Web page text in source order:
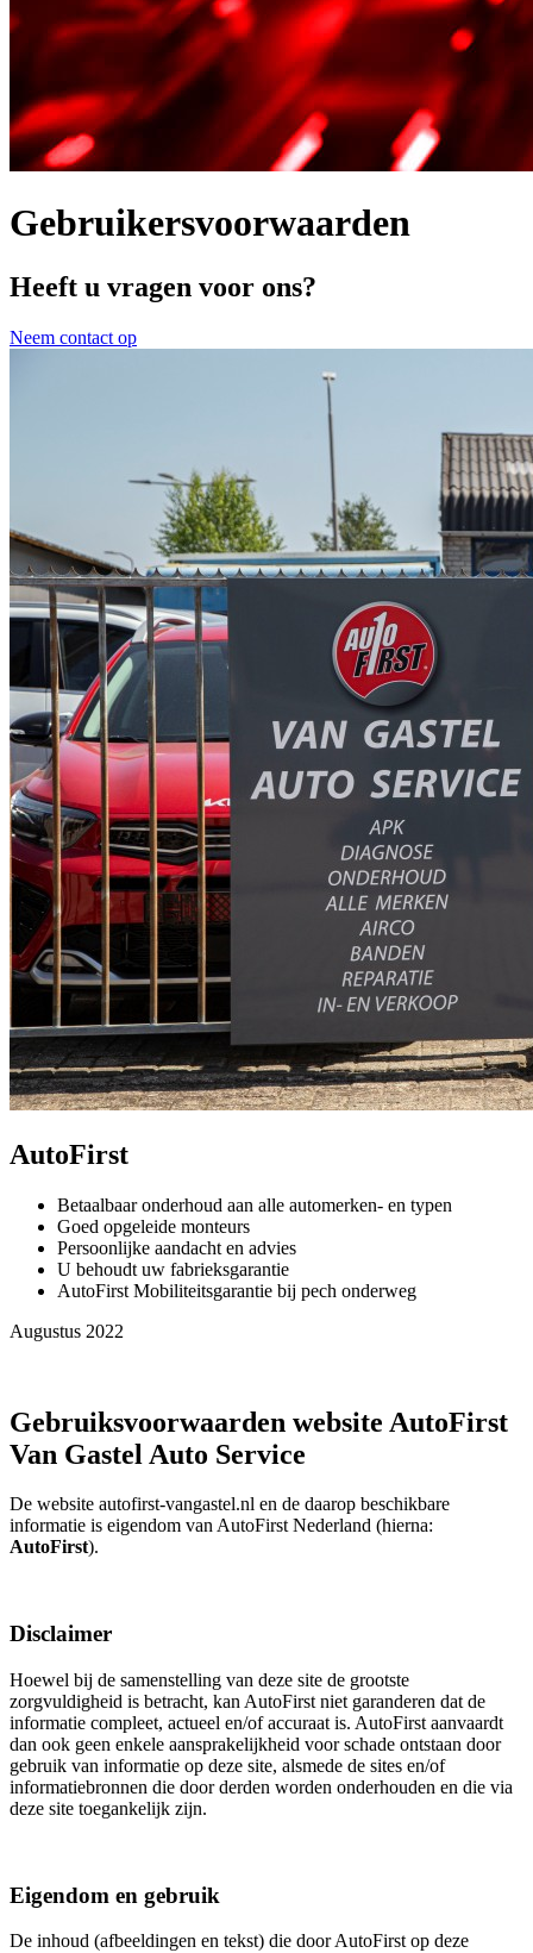
Gebruikersvoorwaarden
Heeft u vragen voor ons?
Neem contact op
AutoFirst
Betaalbaar onderhoud aan alle automerken- en typen
Goed opgeleide monteurs
Persoonlijke aandacht en advies
U behoudt uw fabrieksgarantie
AutoFirst Mobiliteitsgarantie bij pech onderweg
Augustus 2022
Gebruiksvoorwaarden website AutoFirst
Van Gastel Auto Service
De website autofirst-vangastel.nl en de daarop beschikbare
informatie is eigendom van AutoFirst Nederland (hierna:
AutoFirst).
Disclaimer
Hoewel bij de samenstelling van deze site de grootste
zorgvuldigheid is betracht, kan AutoFirst niet garanderen dat de
informatie compleet, actueel en/of accuraat is. AutoFirst aanvaardt
dan ook geen enkele aansprakelijkheid voor schade ontstaan door
gebruik van informatie op deze site, alsmede de sites en/of
informatiebronnen die door derden worden onderhouden en die via
deze site toegankelijk zijn.
Eigendom en gebruik
De inhoud (afbeeldingen en tekst) die door AutoFirst op deze